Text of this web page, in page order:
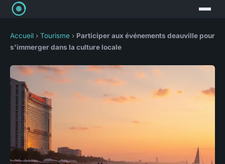
Accueil › Tourisme › Participer aux événements deauville pour
s'immerger dans la culture locale